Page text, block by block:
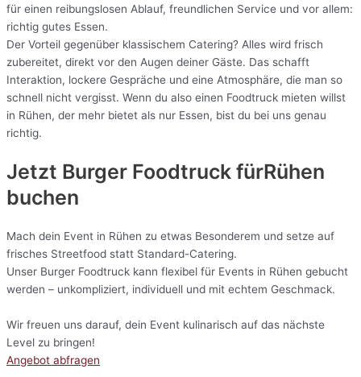
für einen reibungslosen Ablauf, freundlichen Service und vor allem:
richtig gutes Essen.
Der Vorteil gegenüber klassischem Catering? Alles wird frisch
zubereitet, direkt vor den Augen deiner Gäste. Das schafft
Interaktion, lockere Gespräche und eine Atmosphäre, die man so
schnell nicht vergisst. Wenn du also einen Foodtruck mieten willst
in Rühen, der mehr bietet als nur Essen, bist du bei uns genau
richtig.
Jetzt Burger Foodtruck fürRühen
buchen
Mach dein Event in Rühen zu etwas Besonderem und setze auf
frisches Streetfood statt Standard-Catering.
Unser Burger Foodtruck kann flexibel für Events in Rühen gebucht
werden – unkompliziert, individuell und mit echtem Geschmack.
Wir freuen uns darauf, dein Event kulinarisch auf das nächste
Level zu bringen!
Angebot abfragen